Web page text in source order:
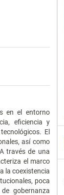
en el entorno
eficiencia y
El
así como
través de una
el marco
la coexistencia
poca
gobernanza